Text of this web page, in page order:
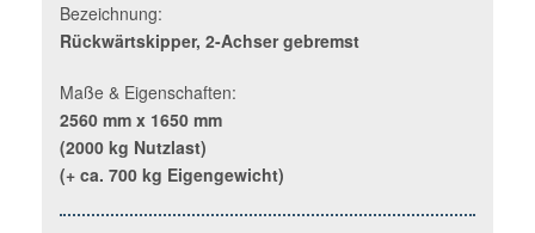
Bezeichnung:
Rückwärtskipper, 2-Achser gebremst
Maße & Eigenschaften:
2560 mm x 1650 mm
(2000 kg Nutzlast)
(+ ca. 700 kg Eigengewicht)